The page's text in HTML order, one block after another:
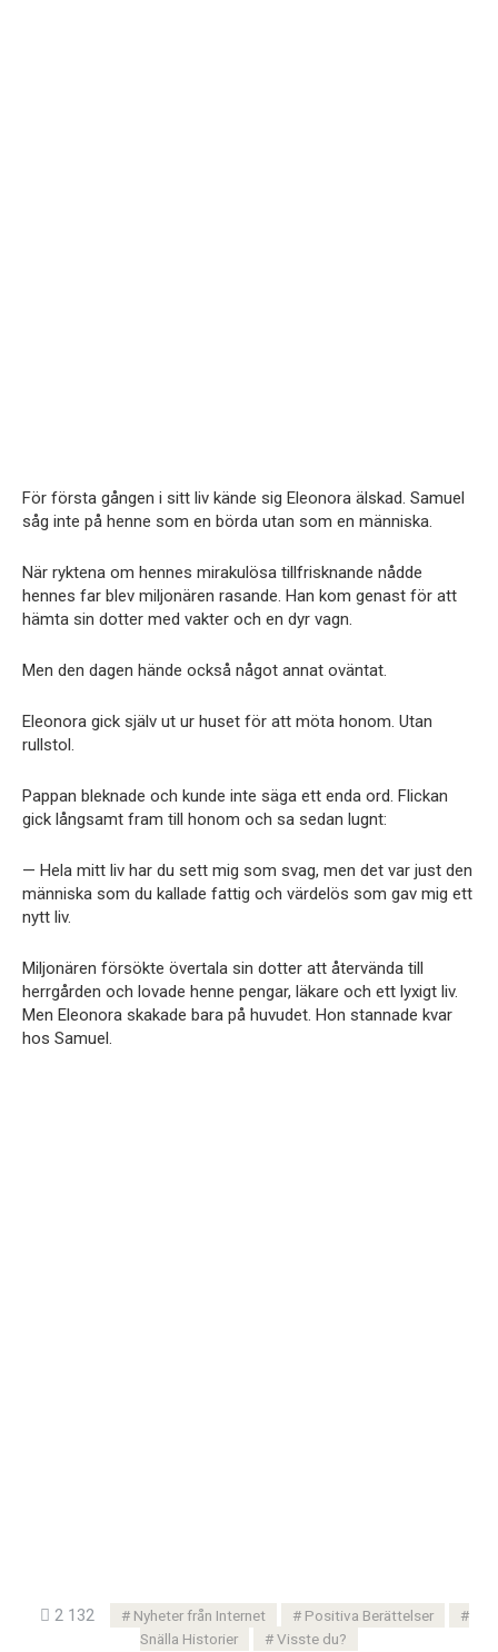
För första gången i sitt liv kände sig Eleonora älskad. Samuel
såg inte på henne som en börda utan som en människa.
När ryktena om hennes mirakulösa tillfrisknande nådde
hennes far blev miljonären rasande. Han kom genast för att
hämta sin dotter med vakter och en dyr vagn.
Men den dagen hände också något annat oväntat.
Eleonora gick själv ut ur huset för att möta honom. Utan
rullstol.
Pappan bleknade och kunde inte säga ett enda ord. Flickan
gick långsamt fram till honom och sa sedan lugnt:
— Hela mitt liv har du sett mig som svag, men det var just den
människa som du kallade fattig och värdelös som gav mig ett
nytt liv.
Miljonären försökte övertala sin dotter att återvända till
herrgården och lovade henne pengar, läkare och ett lyxigt liv.
Men Eleonora skakade bara på huvudet. Hon stannade kvar
hos Samuel.
2 132 Nyheter från Internet
Positiva Berättelser
Snälla Historier
Visste du?